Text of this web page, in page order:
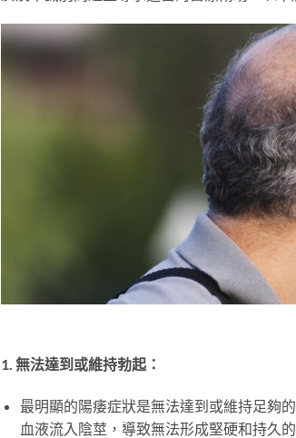
1. 無法達到或維持勃起：
最明顯的陽痿症狀是無法達到或維持足夠
血液流入陰莖，導致無法形成堅硬和持久的